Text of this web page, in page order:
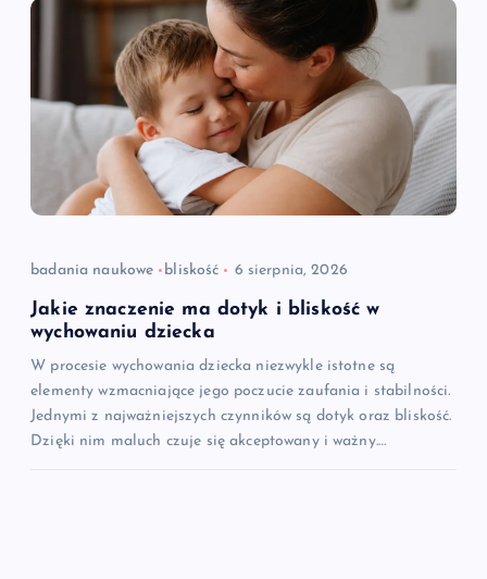
badania naukowe bliskość 6 sierpnia, 2026
Jakie znaczenie ma dotyk i bliskość w
wychowaniu dziecka
W procesie wychowania dziecka niezwykle istotne są
elementy wzmacniające jego poczucie zaufania i stabilności.
Jednymi z najważniejszych czynników są dotyk oraz bliskość.
Dzięki nim maluch czuje się akceptowany i ważny.…